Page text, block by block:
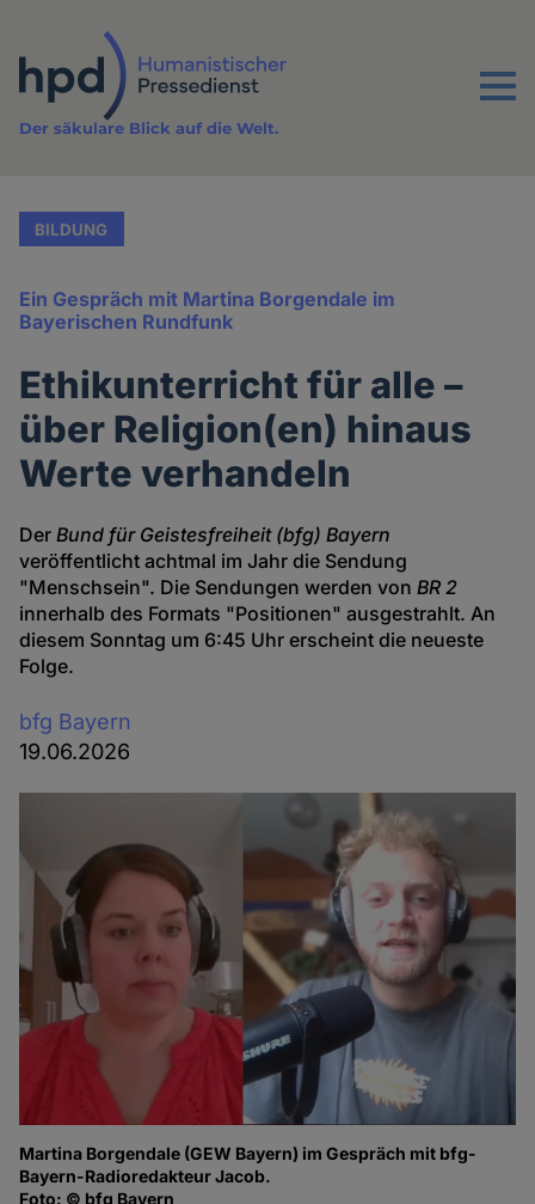
Inhalt
Menu
Der säkulare Blick auf die Welt.
BILDUNG
Ein Gespräch mit Martina Borgendale im
Bayerischen Rundfunk
Ethikunterricht für alle –
über Religion(en) hinaus
Werte verhandeln
DerBund für Geistesfreiheit (bfg) Bayern
veröffentlicht achtmal im Jahr die Sendung
"Menschsein". Die Sendungen werden vonBR 2
innerhalb des Formats "Positionen" ausgestrahlt. An
diesem Sonntag um 6:45 Uhr erscheint die neueste
Folge.
bfg Bayern
19.06.2026
Martina Borgendale (GEW Bayern) im Gespräch mit bfg-
Bayern-Radioredakteur Jacob.
Foto: © bfg Bayern